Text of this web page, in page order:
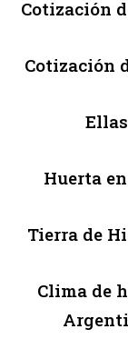
Cotización
Cotización
Ellas
Huerta
Tierra de
Clima de